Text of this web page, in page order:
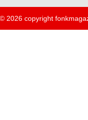
© 2026 copyright